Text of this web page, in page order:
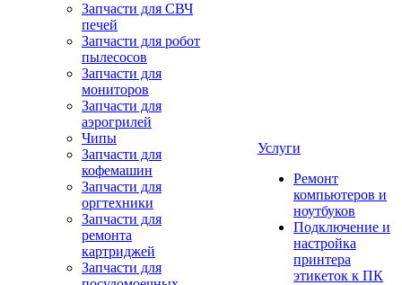
Запчасти для СВЧ
печей
Запчасти для робот
пылесосов
Запчасти для
мониторов
Запчасти для
аэрогрилей
Чипы
Запчасти для
кофемашин
Запчасти для
оргтехники
Запчасти для
ремонта
картриджей
Запчасти для
Услуги
Ремонт
компьютеров и
ноутбуков
Подключение и
настройка
принтера
этикеток к ПК